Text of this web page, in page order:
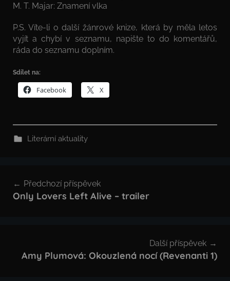
M. T. Majar: Znamení vlka
P.S. Víte-li o další žánrové knize, která by měla letos
vyjít a chybí v seznamu, napište to do komentářů,
ráda do seznamu doplním.
Sdílet na:
Facebook X
Literární aktuality
pro
Předchozí příspěvek
Only Lovers Left Alive – trailer
Další příspěvek
Amy Plumová: Okouzlená nocí (Revenanti 1)